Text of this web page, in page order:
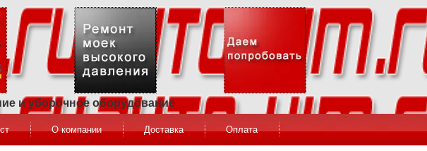
и уборочное оборудование
О компании Доставка Оплата